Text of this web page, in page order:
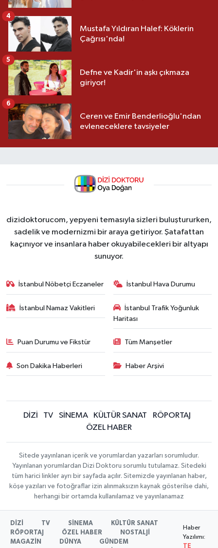
Mustafa Yıldıran Halef: Köklerin
Çağrısı'nda!
4
Defne ve Kadir'in aşkı çıkmaza
giriyor!
5
Ceren ve Emir Benderlioğlu'ndan
evleneceklere tavsiyeler
6
dizidoktorucom, yepyeni temasıyla sizleri buluştururken,
sadelik ve modernizmi bir araya getiriyor. Şatafattan
kaçınıyor ve insanlara haber okuyabilecekleri bir altyapı
sunuyor.
İstanbul Nöbetçi Eczaneler İstanbul Hava Durumu
İstanbul Namaz Vakitleri
İstanbul Trafik Yoğunluk
Haritası
Puan Durumu ve Fikstür Tüm Manşetler
Son Dakika Haberleri Haber Arşivi
DİZİ TV SİNEMA KÜLTÜR SANAT
RÖPORTAJ
ÖZEL HABER
Sitede yayınlanan içerik ve yorumlardan yazarları sorumludur.
Yayınlanan yorumlardan Dizi Doktoru sorumlu tutulamaz. Sitedeki
tüm harici linkler ayrı bir sayfada açılır. Sitemizde yayınlanan haber,
köşe yazıları ve fotoğraflar izin alınmaksızın kaynak gösterilse dahi,
herhangi bir ortamda kullanılamaz ve yayınlanamaz
DİZİ TV SİNEMA
KÜLTÜR SANAT
RÖPORTAJ
ÖZEL HABER
NOSTALJİ
MAGAZİN
DÜNYA GÜNDEM
Haber
Yazılımı:
TE